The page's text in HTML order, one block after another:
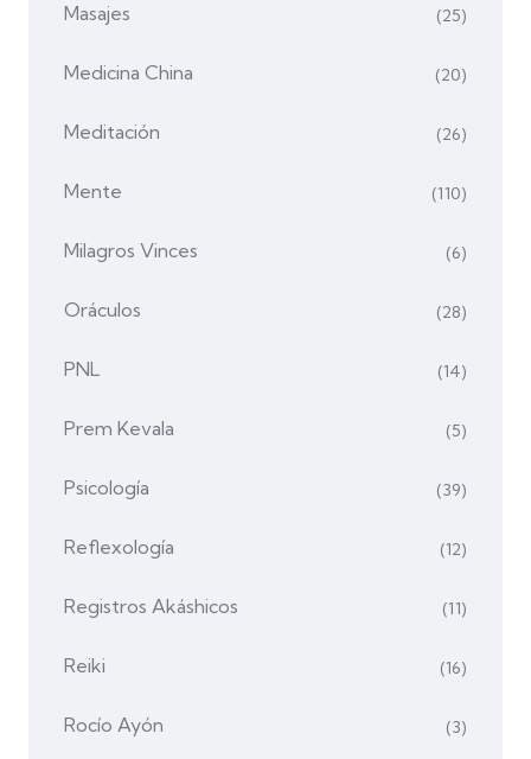
Masajes (25)
Medicina China (20)
Meditación (26)
Mente (110)
Milagros Vinces (6)
Oráculos (28)
PNL (14)
Prem Kevala (5)
Psicología (39)
Reflexología (12)
Registros Akáshicos (11)
Reiki (16)
Rocío Ayón (3)